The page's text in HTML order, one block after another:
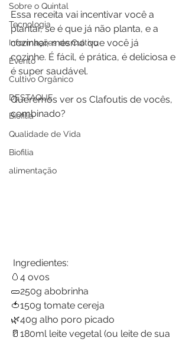
Sobre o Quintal
Tecnologia
Informações de Cultivo
Evento
Cultivo Orgânico
DESTAQUE
Biofilia
Qualidade de Vida
Biofilia
alimentação
Essa receita vai incentivar você a
plantar, se é que já não planta, e a
cozinhar, mesmo que você já
cozinhe. É fácil, é prática, é deliciosa e
é super saudável.
Queremos ver os Clafoutis de vocês,
combinado?
Ingredientes:
🥚4 ovos
🥒250g abobrinha
🍅150g tomate cereja
🌿40g alho poro picado
🥛180ml leite vegetal (ou leite de sua